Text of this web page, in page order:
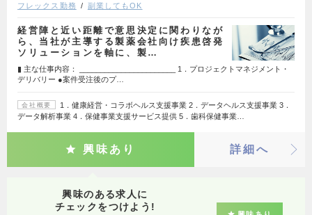
フレックス勤務
副業してもOK
経営陣と近い距離で意思決定に関わりなが
ら、当社が主導する製薬会社向け疾患啓発
ソリューションを軸に、製…
▮ 主な仕事内容： _______________________ 1．プロジェクトマネジメント・
デリバリー ●案件受注後のプ…
会社概要
1．健康経営・コラボヘルス支援事業 2．データヘルス支援事業 3．
データ解析事業 4．保健事業支援サービス提供 5．歯科保健事業…
興味あり 詳細へ
興味のある求人に
チェックをつけよう!